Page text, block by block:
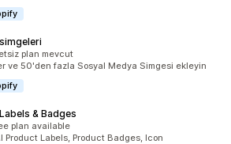
plan mevcut
ve 50'den fazla Sosyal Medya Simgesi ekleyin
& Badges
plan available
Product Labels, Product Badges, Icon